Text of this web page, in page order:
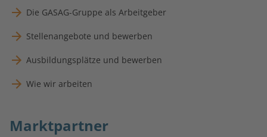
Die GASAG-Gruppe als Arbeitgeber
Stellenangebote und bewerben
Ausbildungsplätze und bewerben
Wie wir arbeiten
Marktpartner